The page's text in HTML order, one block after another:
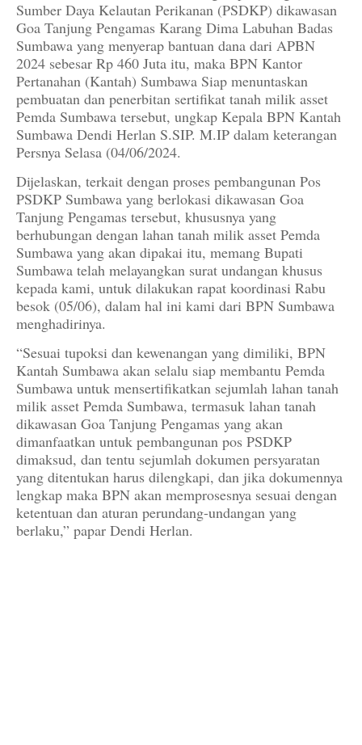
Sumber Daya Kelautan Perikanan (PSDKP) dikawasan
Goa Tanjung Pengamas Karang Dima Labuhan Badas
Sumbawa yang menyerap bantuan dana dari APBN
2024 sebesar Rp 460 Juta itu, maka BPN Kantor
Pertanahan (Kantah) Sumbawa Siap menuntaskan
pembuatan dan penerbitan sertifikat tanah milik asset
Pemda Sumbawa tersebut, ungkap Kepala BPN Kantah
Sumbawa Dendi Herlan S.SIP. M.IP dalam keterangan
Persnya Selasa (04/06/2024.
Dijelaskan, terkait dengan proses pembangunan Pos
PSDKP Sumbawa yang berlokasi dikawasan Goa
Tanjung Pengamas tersebut, khususnya yang
berhubungan dengan lahan tanah milik asset Pemda
Sumbawa yang akan dipakai itu, memang Bupati
Sumbawa telah melayangkan surat undangan khusus
kepada kami, untuk dilakukan rapat koordinasi Rabu
besok (05/06), dalam hal ini kami dari BPN Sumbawa
menghadirinya.
“Sesuai tupoksi dan kewenangan yang dimiliki, BPN
Kantah Sumbawa akan selalu siap membantu Pemda
Sumbawa untuk mensertifikatkan sejumlah lahan tanah
milik asset Pemda Sumbawa, termasuk lahan tanah
dikawasan Goa Tanjung Pengamas yang akan
dimanfaatkan untuk pembangunan pos PSDKP
dimaksud, dan tentu sejumlah dokumen persyaratan
yang ditentukan harus dilengkapi, dan jika dokumennya
lengkap maka BPN akan memprosesnya sesuai dengan
ketentuan dan aturan perundang-undangan yang
berlaku,” papar Dendi Herlan.